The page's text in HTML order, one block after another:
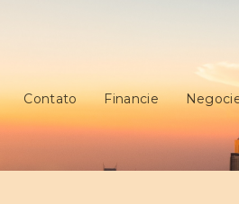
Contato Financie